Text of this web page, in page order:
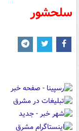
سلحشور